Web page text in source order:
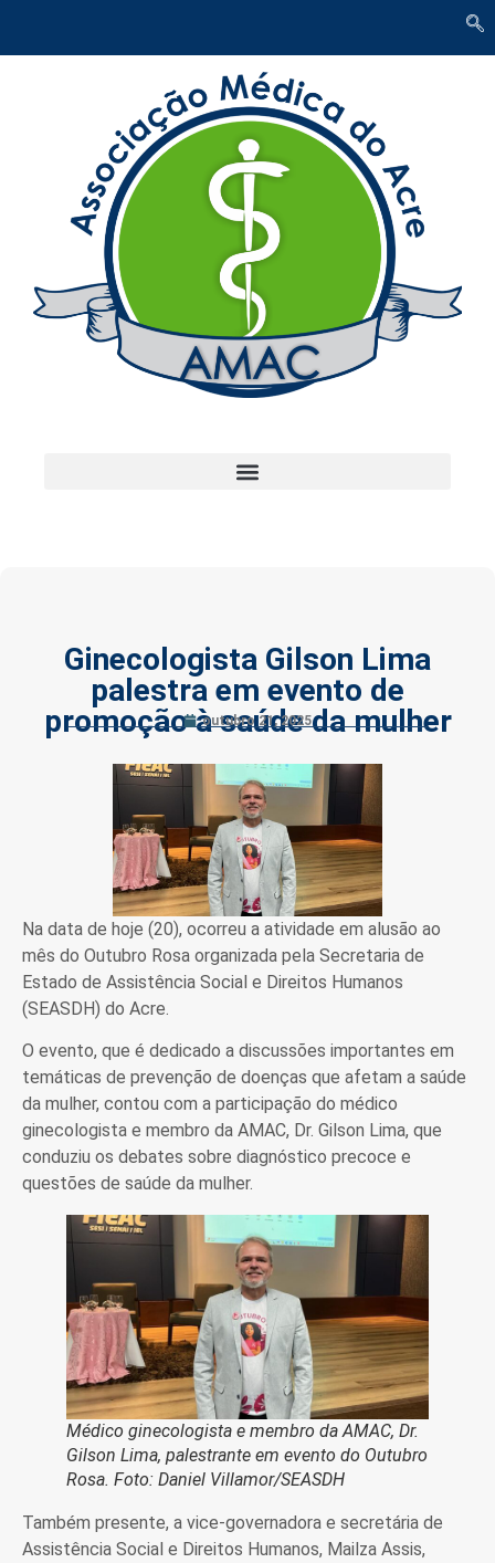
Ginecologista Gilson Lima
palestra em evento de
promoção à saúde da mulher
outubro 21, 2025
Na data de hoje (20), ocorreu a atividade em alusão ao
mês do Outubro Rosa organizada pela Secretaria de
Estado de Assistência Social e Direitos Humanos
(SEASDH) do Acre.
O evento, que é dedicado a discussões importantes em
temáticas de prevenção de doenças que afetam a saúde
da mulher, contou com a participação do médico
ginecologista e membro da AMAC, Dr. Gilson Lima, que
conduziu os debates sobre diagnóstico precoce e
questões de saúde da mulher.
Médico ginecologista e membro da AMAC, Dr.
Gilson Lima, palestrante em evento do Outubro
Rosa. Foto: Daniel Villamor/SEASDH
Também presente, a vice-governadora e secretária de
Assistência Social e Direitos Humanos, Mailza Assis,